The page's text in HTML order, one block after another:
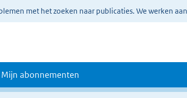
met het zoeken naar publicaties. We werken
Mijn abonnementen